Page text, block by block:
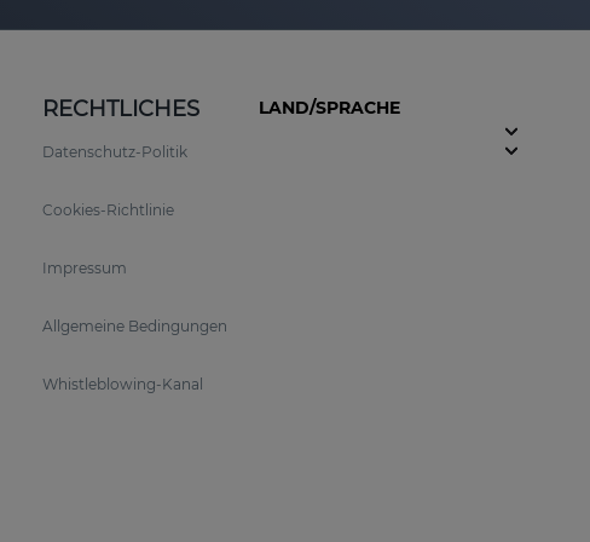
RECHTLICHES
Datenschutz-Politik
Cookies-Richtlinie
Impressum
Allgemeine Bedingungen
Whistleblowing-Kanal
LAND/SPRACHE